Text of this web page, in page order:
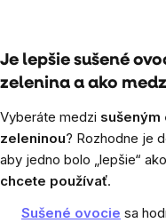
Je lepšie sušené
zelenina a ako
Vyberáte medzi sušeným
zeleninou? Rozhodne je
aby jedno bolo „lepšie“
chcete používať.
Sušené ovocie sa